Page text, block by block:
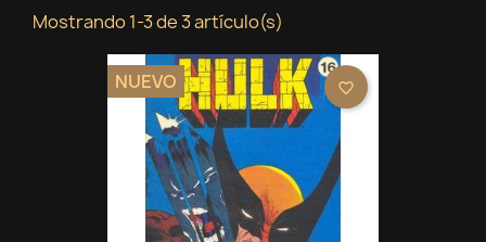
Mostrando 1-3 de 3 artículo(s)
NUEVO favorite_border